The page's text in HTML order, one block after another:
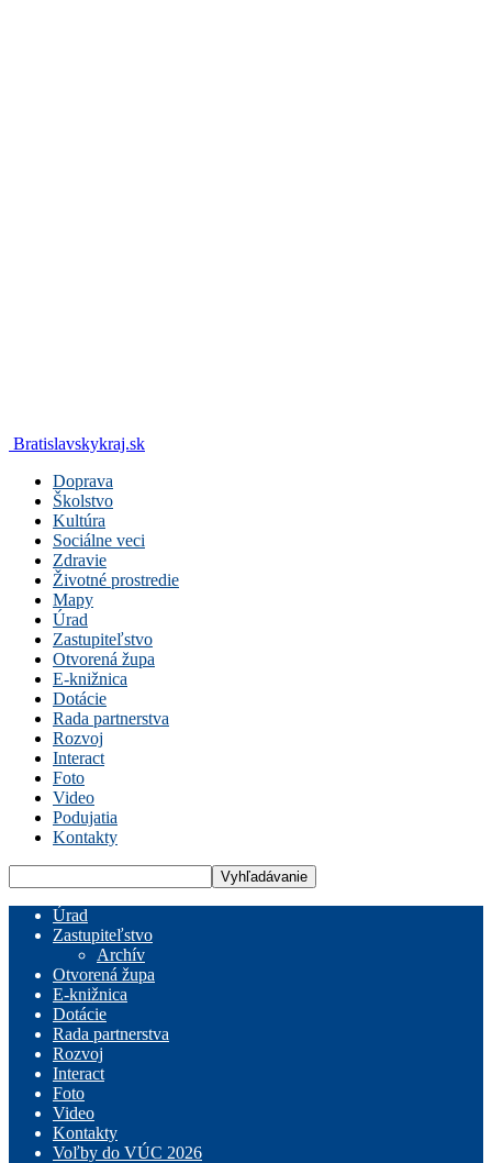
Bratislavskykraj.sk
Doprava
Školstvo
Kultúra
Sociálne veci
Zdravie
Životné prostredie
Mapy
Úrad
Zastupiteľstvo
Otvorená župa
E-knižnica
Dotácie
Rada partnerstva
Rozvoj
Interact
Foto
Video
Podujatia
Kontakty
Úrad
Zastupiteľstvo
Archív
Otvorená župa
E-knižnica
Dotácie
Rada partnerstva
Rozvoj
Interact
Foto
Video
Kontakty
Voľby do VÚC 2026